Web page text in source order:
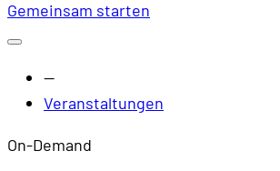
Gemeinsam starten
—
Veranstaltungen
On-Demand